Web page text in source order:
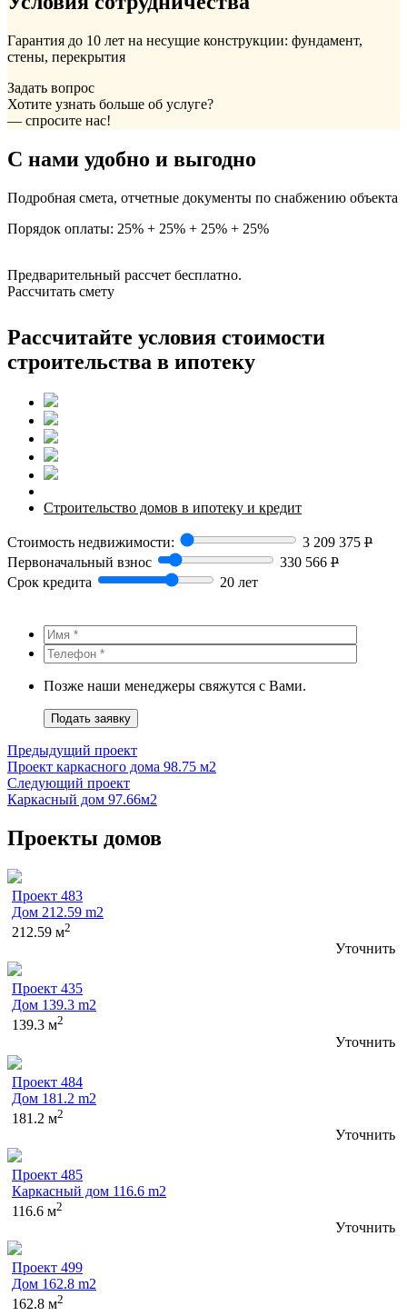
Гарантия до 10 лет на несущие конструкции: фундамент,
стены, перекрытия
Задать вопрос
Хотите узнать больше об услуге?
— спросите нас!
С нами удобно и выгодно
Подробная смета, отчетные документы по снабжению объекта
Порядок оплаты: 25% + 25% + 25% + 25%
Предварительный рассчет бесплатно.
Рассчитать смету
Рассчитайте условия стоимости
строительства в ипотеку
Строительство домов в ипотеку и кредит
Стоимость недвижимости: 3 209 375 Р
Первоначальный взнос
330 566 Р
Срок кредита
20 лет
Позже наши менеджеры свяжутся с Вами.
Подать заявку
Предыдущий проект
Проект каркасного дома 98.75 м2
Следующий проект
Каркасный дом 97.66м2
Проекты домов
Проект 483
Дом 212.59 m2
212.59 м2
Уточнить
Проект 435
Дом 139.3 m2
139.3 м2
Уточнить
Проект 484
Дом 181.2 m2
181.2 м2
Уточнить
Проект 485
Каркасный дом 116.6 m2
116.6 м2
Уточнить
Проект 499
Дом 162.8 m2
162.8 м2